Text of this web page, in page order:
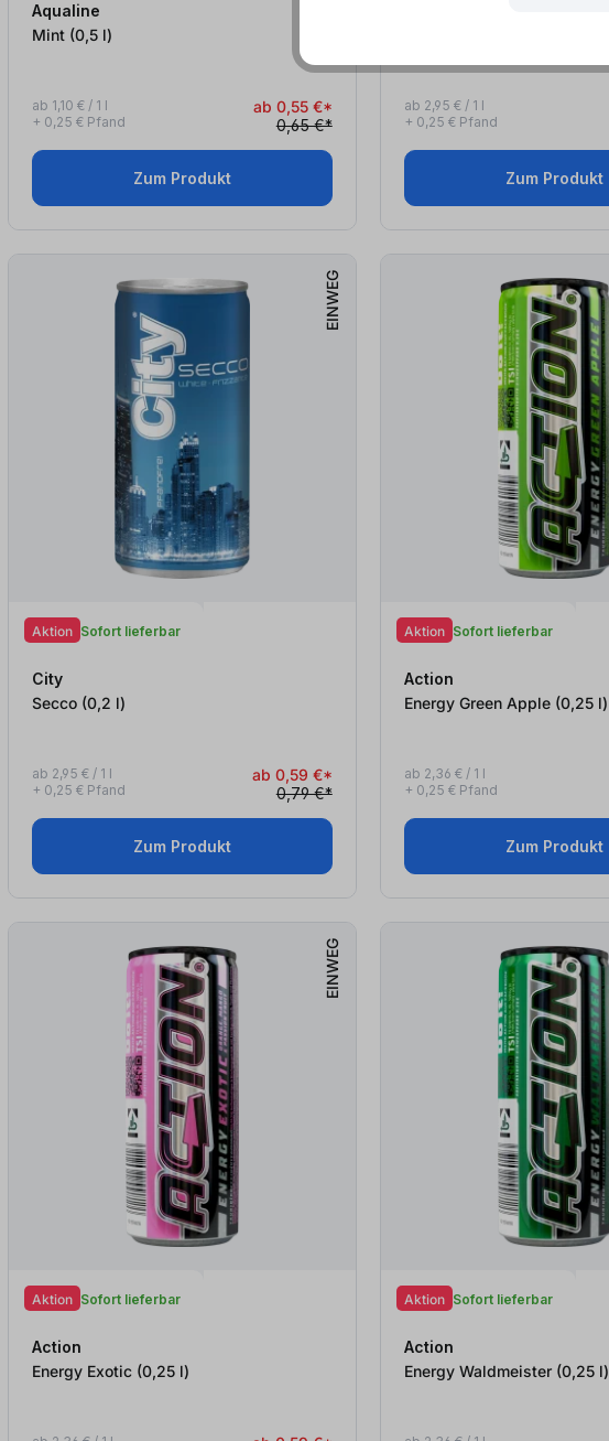
Aqualine
Mint (0,5 l)
ab 1,10 € / 1 l
+ 0,25 € Pfand
ab 0,55 €*
0,65 €*
Zum Produkt
ab 2,95 € / 1 l
+ 0,25 € Pfand
Zum Produkt
EINWEG
Aktion Sofort lieferbar
City
Secco (0,2 l)
ab 2,95 € / 1 l
+ 0,25 € Pfand
ab 0,59 €*
0,79 €*
Zum Produkt
Aktion Sofort lieferbar
Action
Energy Green Apple (0,25 l)
ab 2,36 € / 1 l
+ 0,25 € Pfand
Zum Produkt
EINWEG
Aktion Sofort lieferbar
Action
Energy Exotic (0,25 l)
Aktion Sofort lieferbar
Action
Energy Waldmeister (0,25 l)